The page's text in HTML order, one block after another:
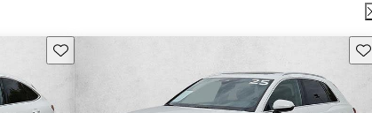
Guarda este Aviso